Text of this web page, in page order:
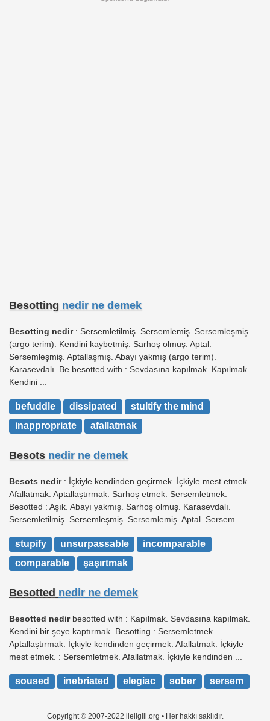
Besotting nedir ne demek
Besotting nedir: Sersemletilmiş. Sersemlemiş. Sersemleşmiş
(argo terim). Kendini kaybetmiş. Sarhoş olmuş. Aptal.
Sersemleşmiş. Aptallaşmış. Abayı yakmış (argo terim).
Karasevdalı. Be besotted with : Sevdasına kapılmak. Kapılmak.
Kendini ...
befuddle dissipated
stultify the mind
inappropriate
afallatmak
Besots nedir ne demek
Besots nedir: İçkiyle kendinden geçirmek. İçkiyle mest etmek.
Afallatmak. Aptallaştırmak. Sarhoş etmek. Sersemletmek.
Besotted : Aşık. Abayı yakmış. Sarhoş olmuş. Karasevdalı.
Sersemletilmiş. Sersemleşmiş. Sersemlemiş. Aptal. Sersem. ...
stupify unsurpassable
incomparable
comparable
şaşırtmak
Besotted nedir ne demek
Besotted nedirbesotted with : Kapılmak. Sevdasına kapılmak.
Kendini bir şeye kaptırmak. Besotting : Sersemletmek.
Aptallaştırmak. İçkiyle kendinden geçirmek. Afallatmak. İçkiyle
mest etmek. : Sersemletmek. Afallatmak. İçkiyle kendinden ...
soused inebriated elegiac sober sersem
Copyright © 2007-2022 ileilgili.org • Her hakkı saklıdır.